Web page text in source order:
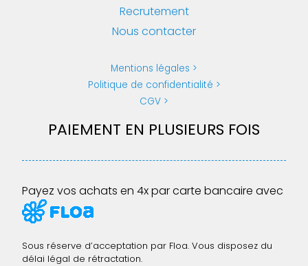
Recrutement
Nous contacter
Mentions légales
Politique de confidentialité
CGV
PAIEMENT EN PLUSIEURS FOIS
Payez vos achats en 4x par carte bancaire avec
Sous réserve d’acceptation par Floa. Vous disposez du
délai légal de rétractation.